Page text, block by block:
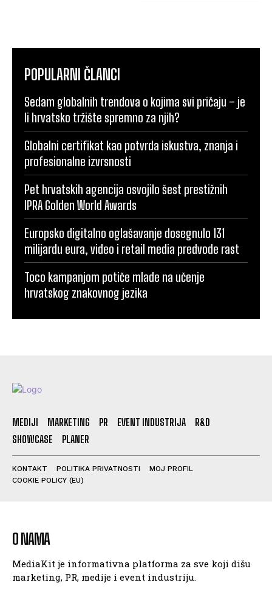
POPULARNI ČLANCI
Sedam globalnih trendova o kojima svi pričaju – je
li hrvatsko tržište spremno za njih?
Globalni certifikat kao potvrda iskustva, znanja i
profesionalne izvrsnosti
Pet hrvatskih agencija osvojilo šest prestižnih
IPRA Golden World Awards
Europsko digitalno oglašavanje dosegnulo 131
milijardu eura, video i retail media predvode rast
Toco kampanjom potiče mlade na učenje
hrvatskog znakovnog jezika
MEDIJI MARKETING PR EVENT INDUSTRIJA
R&D
SHOWCASE
PLANER
KONTAKT POLITIKA PRIVATNOSTI
MOJ PROFIL
COOKIE POLICY (EU)
O NAMA
MediaKit je informativna platforma za sve koji dišu
marketing, PR, medije i event industriju.